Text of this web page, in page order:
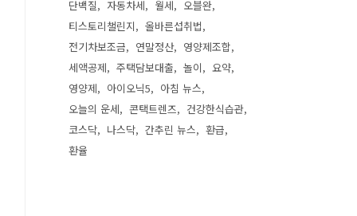
단백질
자동차세 월세
오블완
티스토리챌린지
올바른섭취법
전기차보조금
연말정산
영양제조합
세액공제
주택담보대출 놀이
요약
영양제
아이오닉5
아침 뉴스
오늘의 운세
콘택트렌즈
건강한식습관
코스닥
나스닥 간추린 뉴스
환급
환율